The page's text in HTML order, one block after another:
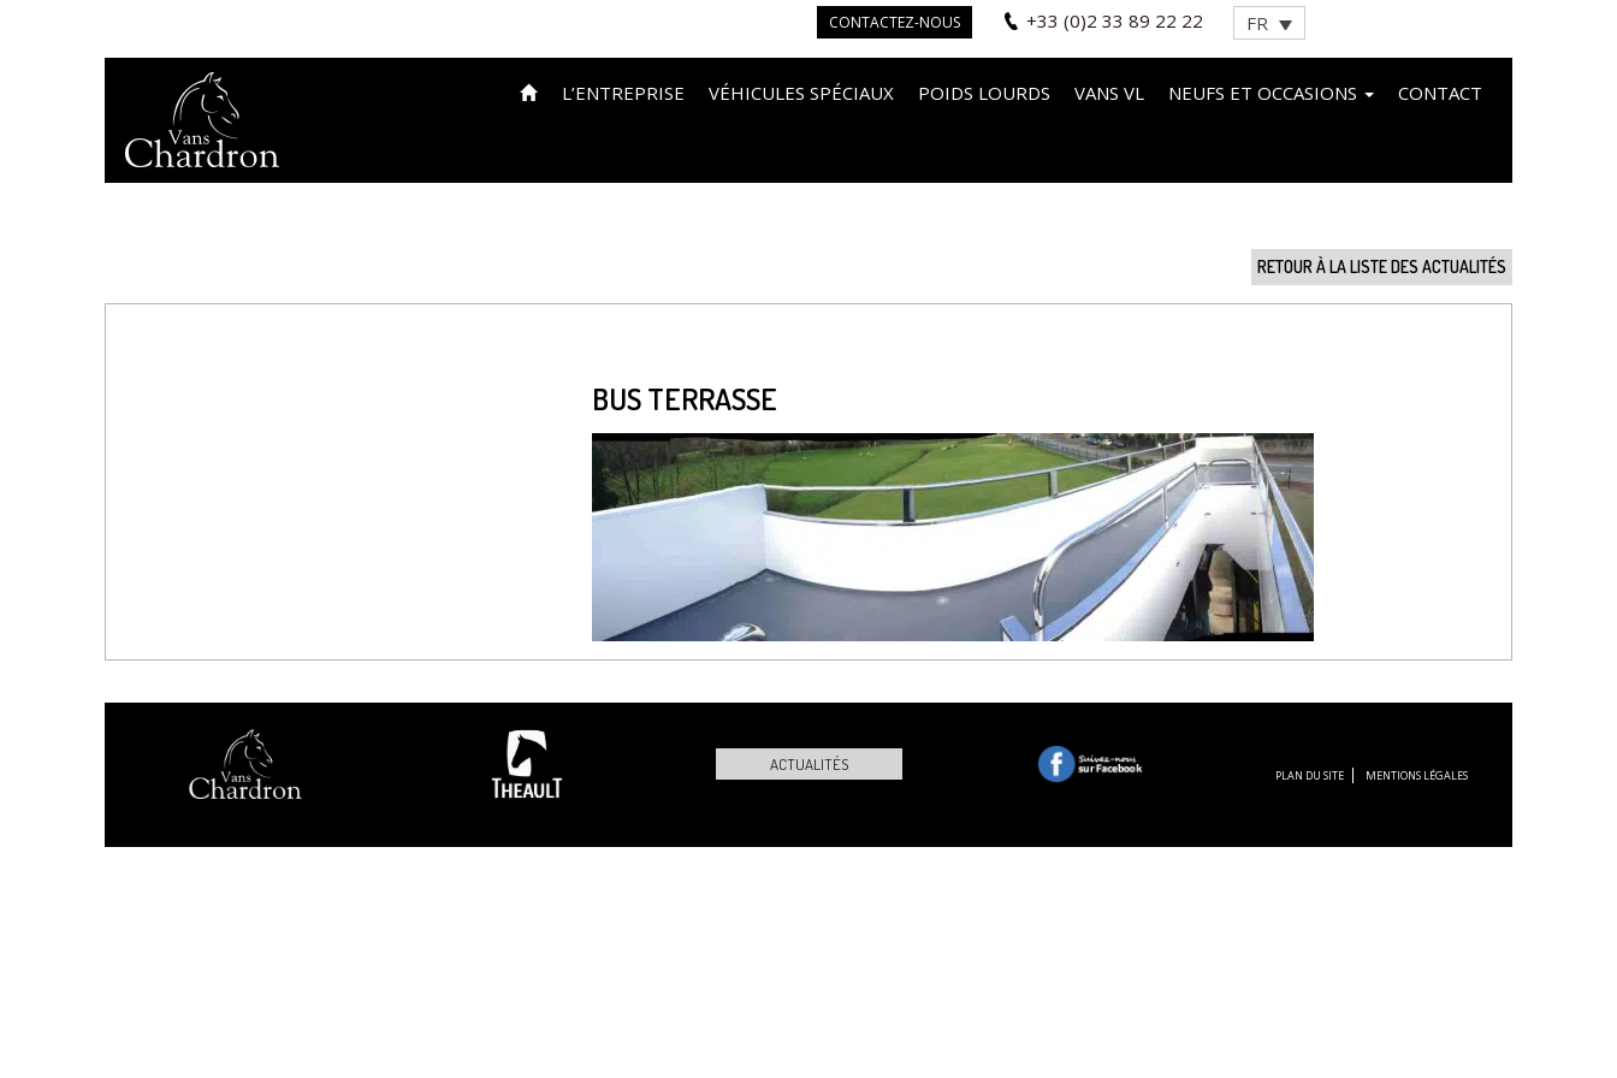
CONTACTEZ-NOUS +33 (0)2 33 89 22 22 FR
L’ENTREPRISE VÉHICULES SPÉCIAUX POIDS LOURDS VANS VL NEUFS ET OCCASIONS CONTACT
RETOUR À LA LISTE DES ACTUALITÉS
BUS TERRASSE
ACTUALITÉS
PLAN DU SITE MENTIONS LÉGALES